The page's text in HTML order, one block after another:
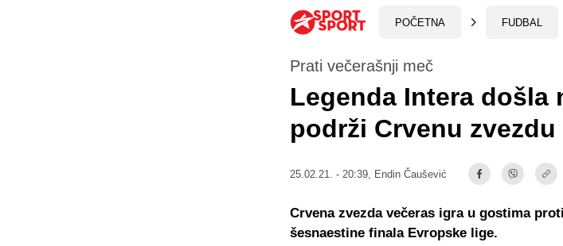
POČETNA FUDBAL
Prati večerašnji meč
Legenda Intera došla
podrži Crvenu zvezdu
25.02.21. - 20:39, Endin Čaušević
Crvena zvezda večeras igra u gostima
šesnaestine finala Evropske lige.